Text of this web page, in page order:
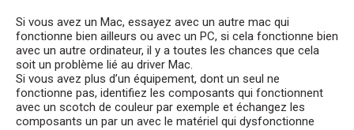
Si vous avez un Mac, essayez avec un autre mac qui
fonctionne bien ailleurs ou avec un PC, si cela fonctionne bien
avec un autre ordinateur, il y a toutes les chances que cela
soit un problème lié au driver Mac.
Si vous avez plus d’un équipement, dont un seul ne
fonctionne pas, identifiez les composants qui fonctionnent
avec un scotch de couleur par exemple et échangez les
composants un par un avec le matériel qui dysfonctionne